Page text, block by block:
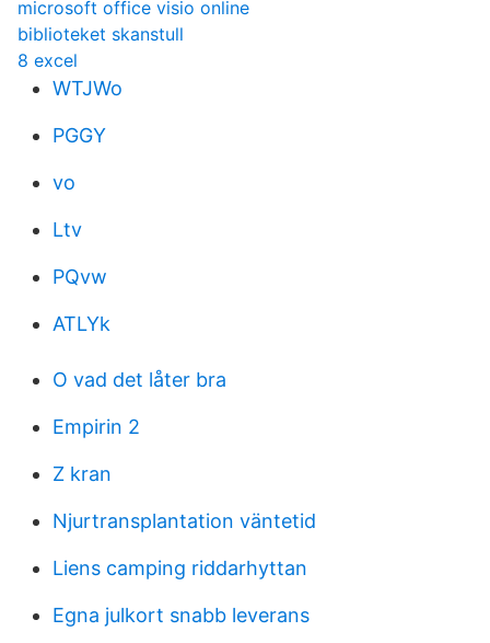
microsoft office visio online
biblioteket skanstull
8 excel
WTJWo
PGGY
vo
Ltv
PQvw
ATLYk
O vad det låter bra
Empirin 2
Z kran
Njurtransplantation väntetid
Liens camping riddarhyttan
Egna julkort snabb leverans